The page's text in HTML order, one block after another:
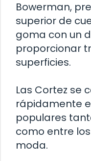
Bowerman,
superior de
goma con un
proporcionar
superficies.
Las Cortez se
rápidamente
populares
como entre
moda.